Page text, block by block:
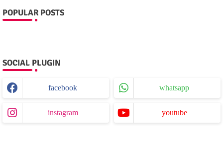
POPULAR POSTS
SOCIAL PLUGIN
facebook whatsapp
instagram youtube